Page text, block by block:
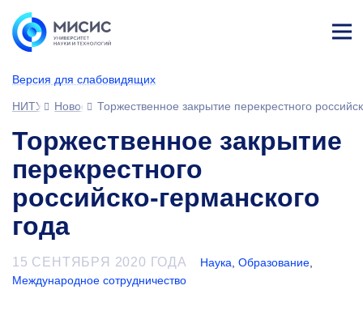
Версия для слабовидящих
ине
НИТУ МИСИС
НовостиТоржественное закрытие перекрестного
Торжественное закрытие
перекрестного
российско-германского
года
15 СЕНТЯБРЯ 2020 ГОДА Наука Образование,
Международное сотрудничество